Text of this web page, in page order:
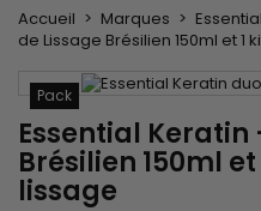
Accueil Marques
de Lissage Brésilien 150ml et
Pack
Essential Keratin
Brésilien 150ml
lissage